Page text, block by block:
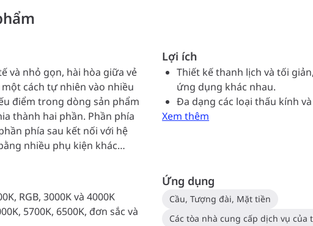
và nhỏ gọn, hài hòa giữa vẻ
cách tự nhiên vào nhiều
điểm trong dòng sản phẩm
thành hai phần. Phần phía
phía sau kết nối với hệ
nhiều phụ kiện khác
Lợi ích
Thiết kế thanh lịch và tối
ứng dụng khác nhau.
Đa dạng các loại thấu kính
Xem thêm
RGB, 3000K và 4000K
5700K, 6500K, đơn sắc và
Ứng dụng
Cầu, Tượng đài, Mặt tiền
Các tòa nhà cung cấp dịch vụ của